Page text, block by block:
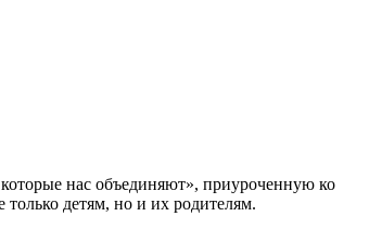
нас объединяют», приуроченную ко
детям, но и их родителям.